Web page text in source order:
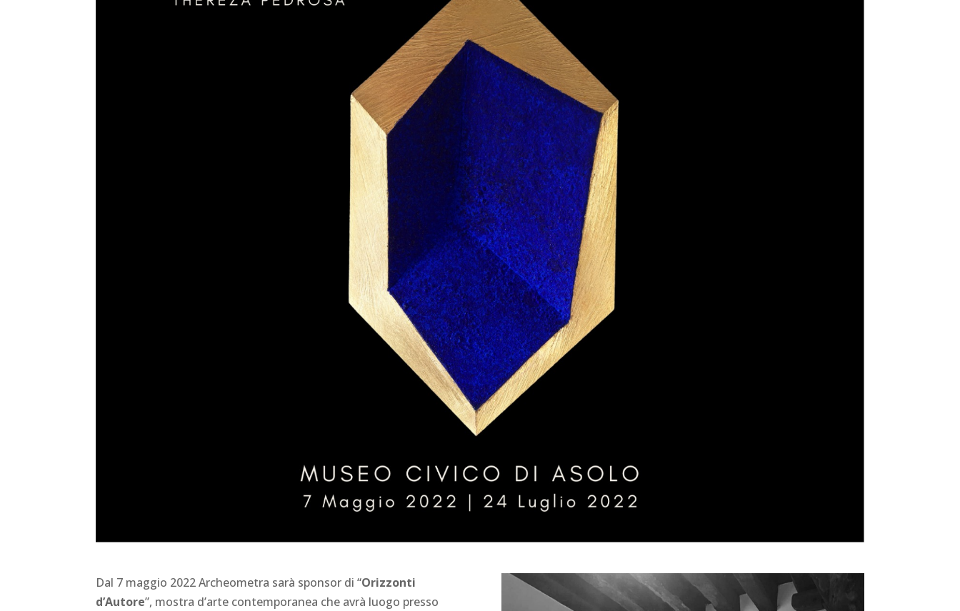
Dal 7 maggio 2022 Archeometra sarà sponsor di “Orizzonti
d’Autore”, mostra d’arte contemporanea che avrà luogo presso